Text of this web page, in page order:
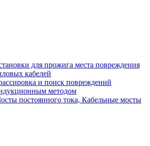
для прожига места повреждения
кабелей
и поиск повреждений
методом
постоянного тока, Кабельные мосты